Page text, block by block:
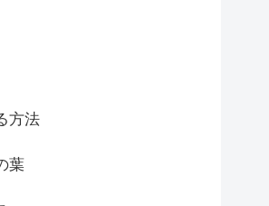
方法
葉